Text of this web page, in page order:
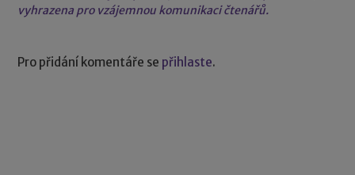
vyhrazena pro vzájemnou komunikaci čtenářů.
Pro přidání komentáře se přihlaste.